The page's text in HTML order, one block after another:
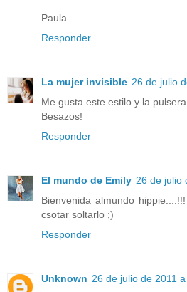
Paula
Responder
La mujer invisible 26 de julio
Me gusta este estilo y la
Besazos!
Responder
El mundo de Emily 26 de julio
Bienvenida almundo
csotar soltarlo ;)
Responder
Unknown 26 de julio de 2011